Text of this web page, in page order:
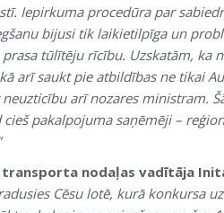
Iepirkuma procedūra par
bijusi tik laikietilpīga un
tūlītēju rīcību. Uzskatām, ka
arī saukt pie atbildības ne tikai
arī nozares ministram.
pakalpojuma saņēmēji –
transporta nodaļas vadītāja
Cēsu lotē, kurā konkursa